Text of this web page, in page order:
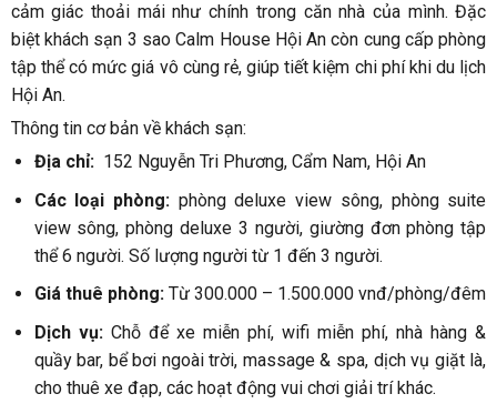
cảm giác thoải mái như chính trong căn nhà của mình. Đặc
biệt khách sạn 3 sao Calm House Hội An còn cung cấp phòng
tập thể có mức giá vô cùng rẻ, giúp tiết kiệm chi phí khi du lịch
Hội An.
Thông tin cơ bản về khách sạn:
Địa chỉ: 152 Nguyễn Tri Phương, Cẩm Nam,Hội An
Các loại phòng: phòng deluxe view sông, phòng suite
view sông, phòng deluxe 3 người, giường đơn phòng tập
thể 6 người. Số lượng người từ 1 đến 3 người.
Giá thuê phòng: Từ 300.000 – 1.500.000 vnđ/phòng/đêm
Dịch vụ:Chỗ để xe miễn phí, wifi miễn phí, nhà hàng &
quầy bar, bể bơi ngoài trời, massage & spa, dịch vụ giặt là,
cho thuê xe đạp, các hoạt động vui chơi giải trí khác.